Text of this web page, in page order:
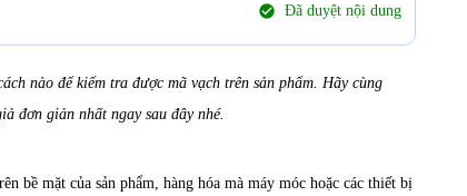
check_circle Đã duyệt nội dung
nào để kiểm tra được mã vạch trên sản phẩm. Hãy cùng
đơn giản nhất ngay sau đây nhé.
bề mặt của sản phẩm, hàng hóa mà máy móc hoặc các thiết bị